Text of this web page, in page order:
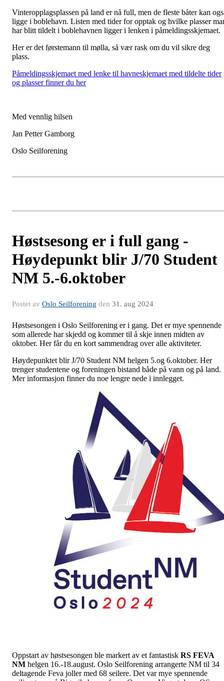
Vinteropplagsplassen på land er nå full, men de fleste båter kan
ligge i boblehavn. Listen med tider for opptak og hvilke plasser
har blitt tildelt i boblehavnen ligger i lenken i påmeldingsskjemaet.
Her er det førstemann til mølla, så vær rask om du vil sikre deg
plass.
Påmeldingsskjemaet med lenke til havneskjemaet med tildelte tider
og plasser finner du her
Med vennlig hilsen
Jan Petter Gamborg
Oslo Seilforening
Høstsesong er i full gang -
Høydepunkt blir J/70 Student
NM 5.-6.oktober
Postet av Oslo Seilforening den 31. aug 2024
Høstsesongen i Oslo Seilforening er i gang. Det er mye spennende
som allerede har skjedd og kommer til å skje innen midten av
oktober. Her får du en kort sammendrag over alle aktiviteter.
Høydepunktet blir J/70 Student NM helgen 5.og 6.oktober. Her
trenger studentene og foreningen bistand både på vann og på land.
Mer informasjon finner du noe lengre nede i innlegget.
Oppstart av høstsesongen ble markert av et fantastisk RS FEVA
NM helgen 16.-18.august. Oslo Seilforening arrangerte NM til 34
deltagende Feva joller med 68 seilere. Det var mye spennende